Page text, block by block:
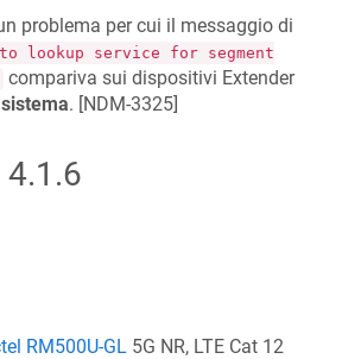
problema per cui il messaggio di
lookup service for segment
compariva sui dispositivi Extender
. [NDM-3325]
4.1.6
RM500U-GL 5G NR, LTE Cat 12